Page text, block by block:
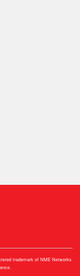
trademark of NME Networks